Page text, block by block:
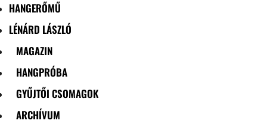
HANGERŐMŰ
LÉNÁRD LÁSZLÓ
MAGAZIN
HANGPRÓBA
GYŰJTŐI CSOMAGOK
ARCHÍVUM